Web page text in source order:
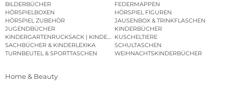
BILDERBÜCHER
FEDERMAPPEN
HÖRSPIELBOXEN
HÖRSPIEL FIGUREN
HÖRSPIEL ZUBEHÖR
JAUSENBOX & TRINKFLASCHEN
JUGENDBÜCHER
KINDERBÜCHER
KINDERGARTENRUCKSACK | KINDERGARTENBEUTEL
KUSCHELTIERE
SACHBÜCHER & KINDERLEXIKA
SCHULTASCHEN
TURNBEUTEL & SPORTTASCHEN
WEIHNACHTSKINDERBÜCHER
Home & Beauty